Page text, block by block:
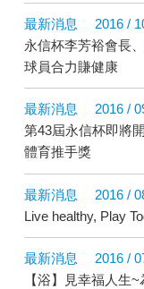
最新消息
2016 /
永信杯李芳裕會長
球員合力賺健康
最新消息
2016 /
第43屆永信杯即將
體育推手獎
最新消息
2016 /
Live healthy, Play
最新消息
2016 /
【浴】見幸福人生